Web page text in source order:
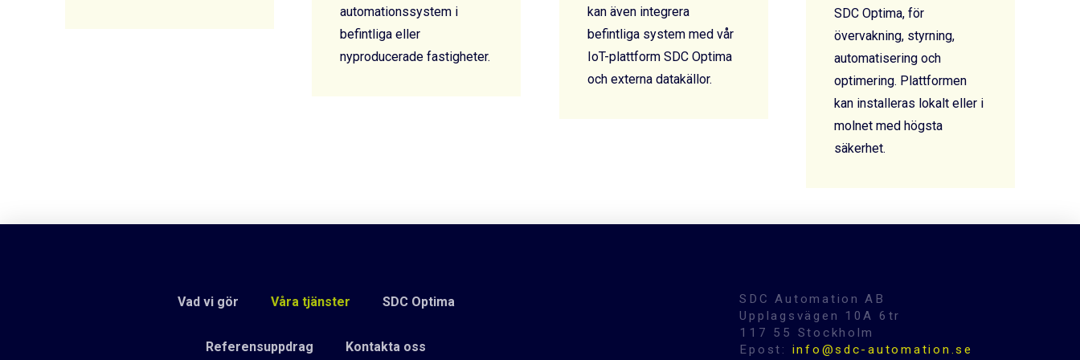
automationssystem i
befintliga eller
nyproducerade fastigheter.
kan även integrera
befintliga system med vår
IoT-plattform SDC Optima
och externa datakällor.
SDC Optima, för
övervakning, styrning,
automatisering och
optimering. Plattformen
kan installeras lokalt eller i
molnet med högsta
säkerhet.
Vad vi gör Våra tjänster SDC Optima
Referensuppdrag Kontakta oss
SDC Automation AB
Upplagsvägen 10A 6tr
117 55 Stockholm
Epost:
info@sdc-automation.se